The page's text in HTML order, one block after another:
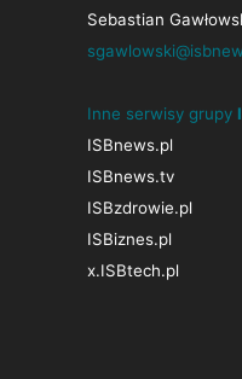
Sebastian
Inne serwisy grupy
ISBnews.pl
ISBnews.tv
ISBzdrowie.pl
ISBiznes.pl
x.ISBtech.pl